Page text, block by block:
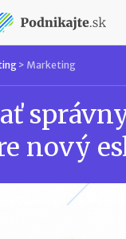
> Marketing
nový